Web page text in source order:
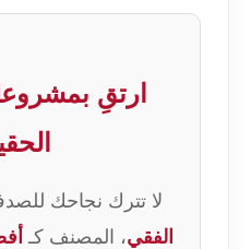
ارتقِ
لا تترك نجاحك
الفقي، المصنف كـ